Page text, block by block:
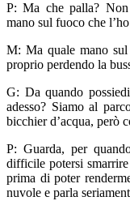
P: Ma che palla?
mano sul fuoco che
M: Ma quale mano
proprio perdendo la
G: Da quando
adesso? Siamo al
bicchier d’acqua, però
P: Guarda, per
difficile potersi
prima di poter
nuvole e parla